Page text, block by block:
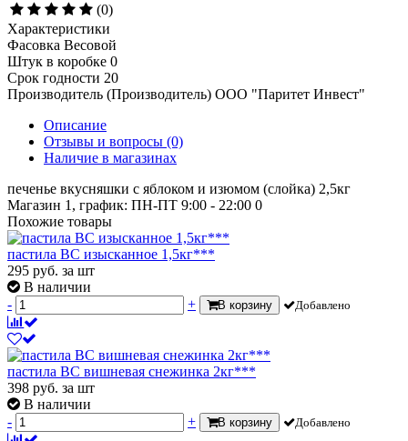
(0)
Характеристики
Фасовка Весовой
Штук в коробке 0
Срок годности 20
Производитель (Производитель) ООО "Паритет Инвест"
Описание
Отзывы и вопросы (0)
Наличие в магазинах
печенье вкусняшки с яблоком и изюмом (слойка) 2,5кг
Магазин 1, график: ПН-ПТ 9:00 - 22:00 0
Похожие товары
пастила ВС изысканное 1,5кг***
295 руб. за шт
В наличии
-
+ В корзину Добавлено
пастила ВС вишневая снежинка 2кг***
398 руб. за шт
В наличии
-
+ В корзину Добавлено